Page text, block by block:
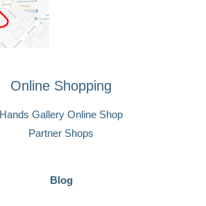
Online Shopping
Hands Gallery Online Shop
Partner Shops
Blog